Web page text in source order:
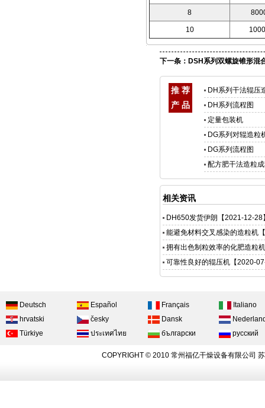
8
10
下一条： DSH系列双螺旋锥形混
推 荐
产 品
DH系列干法辊压
DH系列流程图
定量包装机
DG系列对辊造粒
DG系列流程图
配方肥干法造粒
相关资讯
DH650发货伊朗 【2021-12-28
能避免材料交叉感染的造粒机
拥有出色制粒效率的化肥造粒机
可靠性良好的辊压机 【2020-
Deutsch Español Français
Italiano
hrvatski
česky Dansk
Türkiye
ประเทศไทย български русский
COPYRIGHT © 2010 常州福亿干燥设备有限公司